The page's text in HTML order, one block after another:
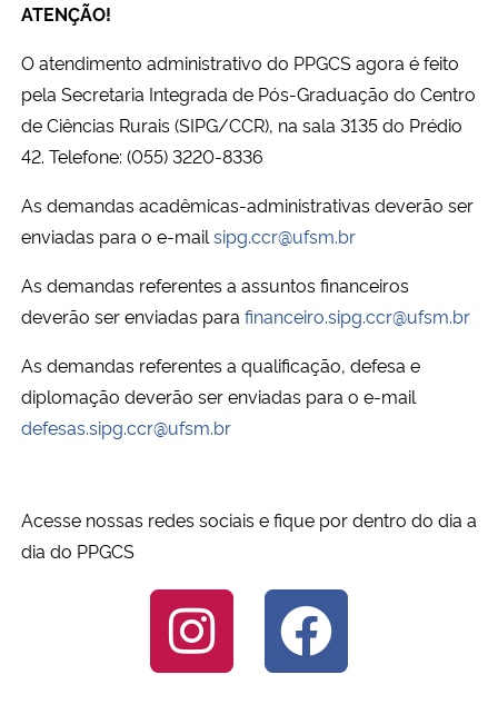
Ministério da Cidadania
Ministério de Minas e Energia
Ministério da Ciência, Tecnologia, Inovações e Comunicações
Ministério do Meio Ambiente
Ministério do Turismo
Ministério do Desenvolvimento Regional
Controladoria-Geral da União
Secretaria-Geral
Gabinete de Segurança Institucional
ATENÇÃO!
O atendimento administrativo do PPGCS agora é feito
pela Secretaria Integrada de Pós-Graduação do Centro
de Ciências Rurais (SIPG/CCR), na sala 3135 do Prédio
42. Telefone: (055) 3220-8336
As demandas acadêmicas-administrativas deverão ser
enviadas para o e-mail sipg.ccr@ufsm.br
As demandas referentes a assuntos financeiros
deverão ser enviadas para financeiro.sipg.ccr@ufsm.br
As demandas referentes a qualificação, defesa e
diplomação deverão ser enviadas para o e-mail
defesas.sipg.ccr@ufsm.br
Acesse nossas redes sociais e fique por dentro do dia a
dia do PPGCS